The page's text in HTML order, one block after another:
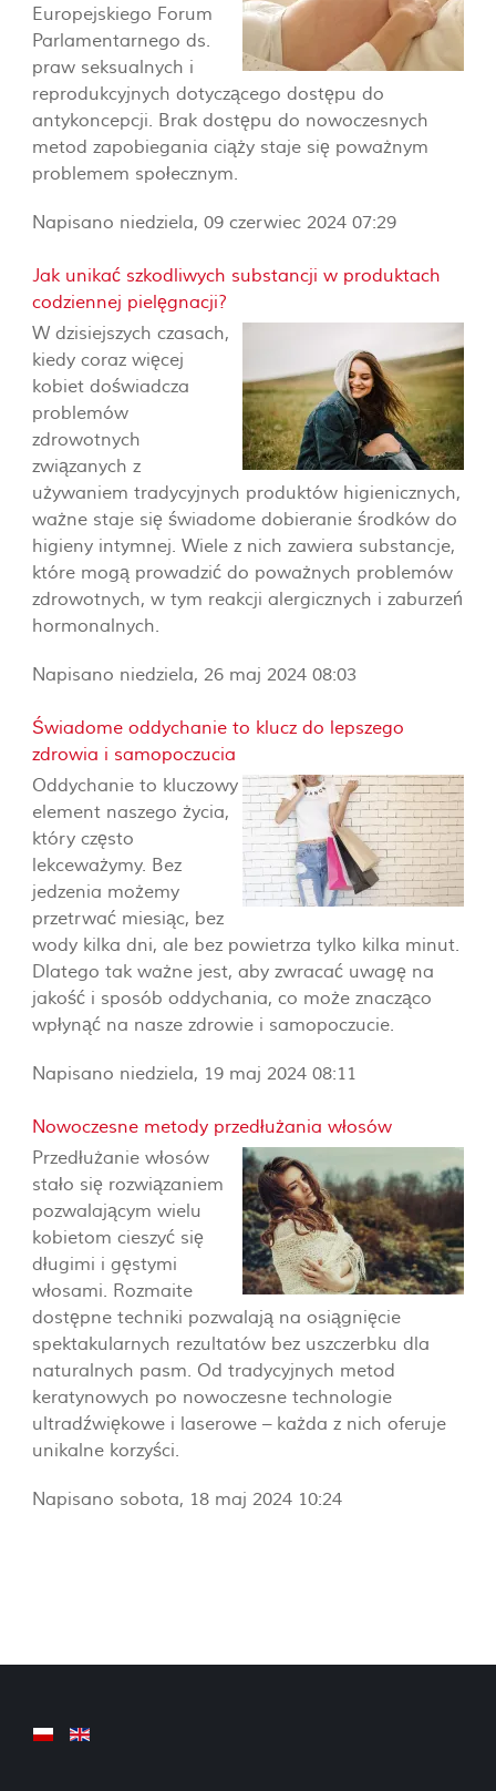
Europejskiego Forum
Parlamentarnego ds.
praw seksualnych i
reprodukcyjnych dotyczącego dostępu do
antykoncepcji. Brak dostępu do nowoczesnych
metod zapobiegania ciąży staje się poważnym
problemem społecznym.
Napisano niedziela, 09 czerwiec 2024 07:29
Jak unikać szkodliwych substancji w produktach
codziennej pielęgnacji?
W dzisiejszych czasach,
kiedy coraz więcej
kobiet doświadcza
problemów
zdrowotnych
związanych z
używaniem tradycyjnych produktów higienicznych,
ważne staje się świadome dobieranie środków do
higieny intymnej. Wiele z nich zawiera substancje,
które mogą prowadzić do poważnych problemów
zdrowotnych, w tym reakcji alergicznych i zaburzeń
hormonalnych.
Napisano niedziela, 26 maj 2024 08:03
Świadome oddychanie to klucz do lepszego
zdrowia i samopoczucia
Oddychanie to kluczowy
element naszego życia,
który często
lekceważymy. Bez
jedzenia możemy
przetrwać miesiąc, bez
wody kilka dni, ale bez powietrza tylko kilka minut.
Dlatego tak ważne jest, aby zwracać uwagę na
jakość i sposób oddychania, co może znacząco
wpłynąć na nasze zdrowie i samopoczucie.
Napisano niedziela, 19 maj 2024 08:11
Nowoczesne metody przedłużania włosów
Przedłużanie włosów
stało się rozwiązaniem
pozwalającym wielu
kobietom cieszyć się
długimi i gęstymi
włosami. Rozmaite
dostępne techniki pozwalają na osiągnięcie
spektakularnych rezultatów bez uszczerbku dla
naturalnych pasm. Od tradycyjnych metod
keratynowych po nowoczesne technologie
ultradźwiękowe i laserowe – każda z nich oferuje
unikalne korzyści.
Napisano sobota, 18 maj 2024 10:24